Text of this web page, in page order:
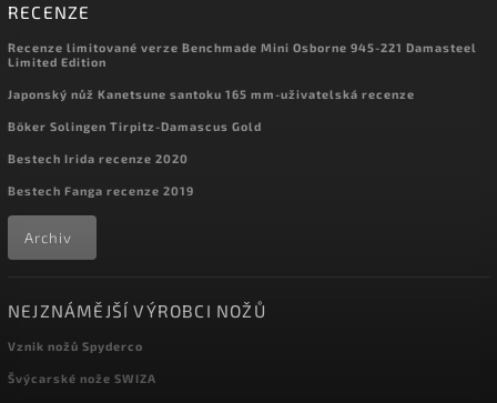
RECENZE
Recenze limitované verze Benchmade Mini Osborne 945-221 Damasteel
Limited Edition
Japonský nůž Kanetsune santoku 165 mm-uživatelská recenze
Böker Solingen Tirpitz-Damascus Gold
Bestech Irida recenze 2020
Bestech Fanga recenze 2019
Archiv
NEJZNÁMĚJŠÍ VÝROBCI NOŽŮ
Vznik nožů Spyderco
Švýcarské nože SWIZA